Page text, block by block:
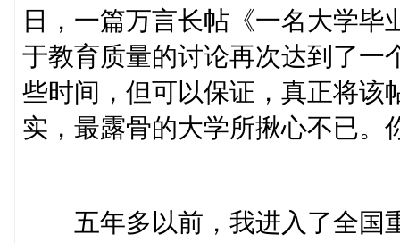
日，一篇万言长帖《一名大学
于教育质量的讨论再次达到了一
些时间，但可以保证，真正将该
实，最露骨的大学所揪心不已。
五年多以前，我进入了全国